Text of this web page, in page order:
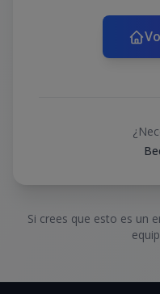
Si crees que esto es un